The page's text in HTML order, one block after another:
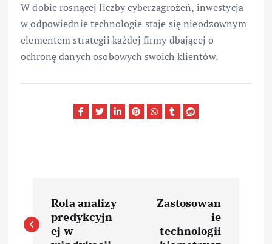
W dobie rosnącej liczby cyberzagrożeń, inwestycja
w odpowiednie technologie staje się nieodzownym
elementem strategii każdej firmy dbającej o
ochronę danych osobowych swoich klientów.
a
Rola analizy
predykcyjn
ej w
Zastosowan
ie
technologii